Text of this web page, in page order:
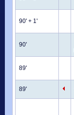
90' + 1'
90'
89'
89'